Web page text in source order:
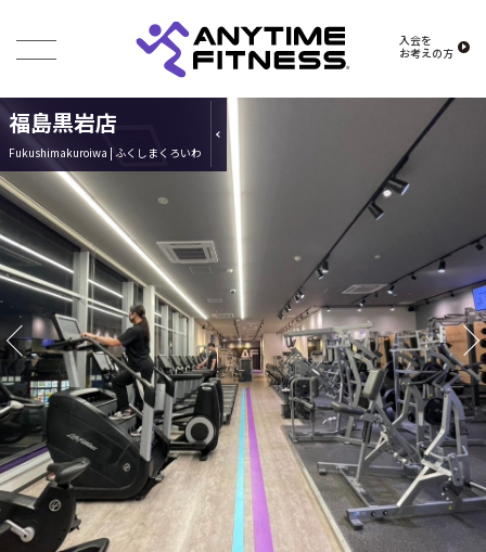
入会を
お考えの方
福島黒岩店
Fukushimakuroiwa | ふくしまくろいわ